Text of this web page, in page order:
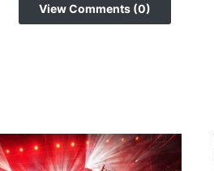
View Comments (0)